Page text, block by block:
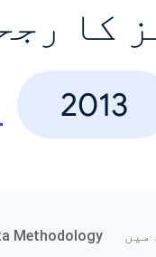
کا
2013
میں Methodology